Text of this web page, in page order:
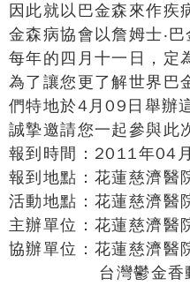
因此就以巴金森來作
金森病協會以詹姆士‧巴
每年的四月十一日，定
為了讓您更了解世界巴
們特地於4月09日舉辦
誠摯邀請您一起參與此
報到時間：2011年04
報到地點：花蓮慈濟醫
活動地點：花蓮慈濟醫
主辦單位：花蓮慈濟醫
協辦單位：花蓮慈濟醫
台灣鬱金香動作